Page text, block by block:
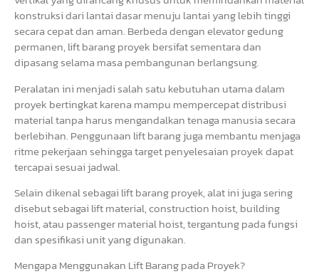
konstruksi dari lantai dasar menuju lantai yang lebih tinggi
secara cepat dan aman. Berbeda dengan elevator gedung
permanen, lift barang proyek bersifat sementara dan
dipasang selama masa pembangunan berlangsung.
Peralatan ini menjadi salah satu kebutuhan utama dalam
proyek bertingkat karena mampu mempercepat distribusi
material tanpa harus mengandalkan tenaga manusia secara
berlebihan. Penggunaan lift barang juga membantu menjaga
ritme pekerjaan sehingga target penyelesaian proyek dapat
tercapai sesuai jadwal.
Selain dikenal sebagai lift barang proyek, alat ini juga sering
disebut sebagai lift material, construction hoist, building
hoist, atau passenger material hoist, tergantung pada fungsi
dan spesifikasi unit yang digunakan.
Mengapa Menggunakan Lift Barang pada Proyek?